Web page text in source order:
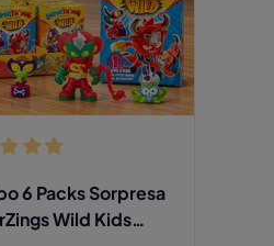
6 Packs Sorpresa
Wild Kids